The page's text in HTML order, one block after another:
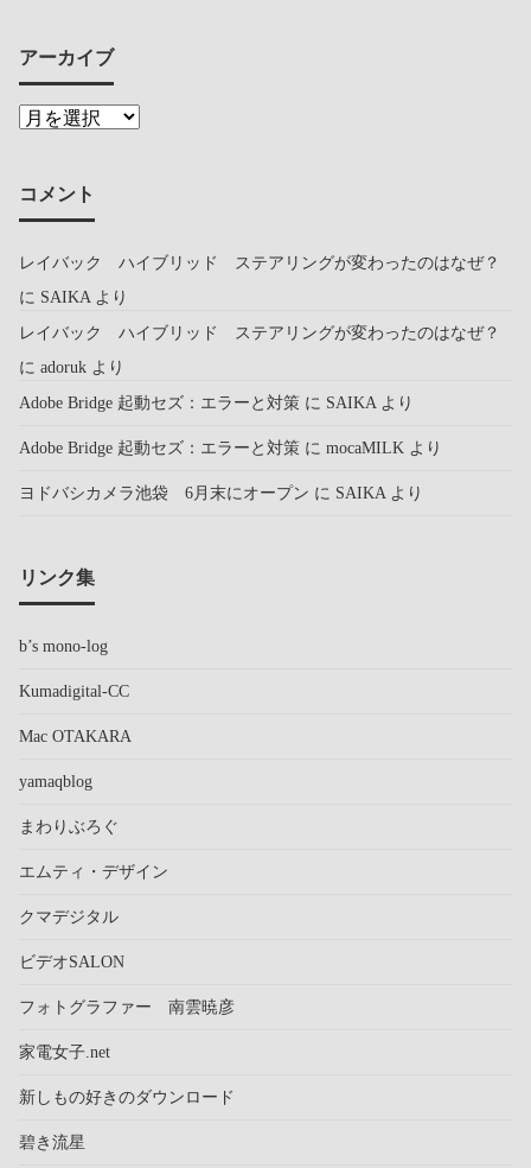
アーカイブ
コメント
レイバック ハイブリッド ステアリングが変わったのはなぜ？
に SAIKAより
レイバック ハイブリッド ステアリングが変わったのはなぜ？
に adoruk より
Adobe Bridge 起動セズ：エラーと対策 に SAIKAより
Adobe Bridge 起動セズ：エラーと対策 に mocaMILK より
ヨドバシカメラ池袋 6月末にオープン に SAIKAより
リンク集
b’s mono-log
Kumadigital-CC
Mac OTAKARA
yamaqblog
まわりぶろぐ
エムティ・デザイン
クマデジタル
ビデオSALON
フォトグラファー 南雲暁彦
家電女子.net
新しもの好きのダウンロード
碧き流星